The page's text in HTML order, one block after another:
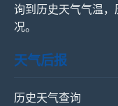
询到历史天气气温
况。
天气后报
历史天气查询